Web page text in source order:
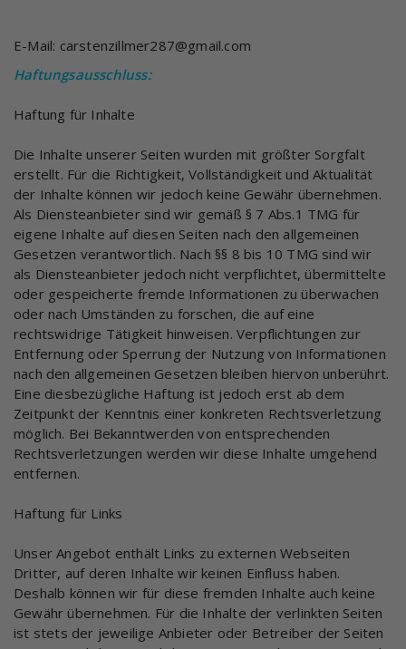
E-Mail: carstenzillmer287@gmail.com
Haftungsausschluss:
Haftung für Inhalte
Die Inhalte unserer Seiten wurden mit größter Sorgfalt
erstellt. Für die Richtigkeit, Vollständigkeit und Aktualität
der Inhalte können wir jedoch keine Gewähr übernehmen.
Als Diensteanbieter sind wir gemäß § 7 Abs.1 TMG für
eigene Inhalte auf diesen Seiten nach den allgemeinen
Gesetzen verantwortlich. Nach §§ 8 bis 10 TMG sind wir
als Diensteanbieter jedoch nicht verpflichtet, übermittelte
oder gespeicherte fremde Informationen zu überwachen
oder nach Umständen zu forschen, die auf eine
rechtswidrige Tätigkeit hinweisen. Verpflichtungen zur
Entfernung oder Sperrung der Nutzung von Informationen
nach den allgemeinen Gesetzen bleiben hiervon unberührt.
Eine diesbezügliche Haftung ist jedoch erst ab dem
Zeitpunkt der Kenntnis einer konkreten Rechtsverletzung
möglich. Bei Bekanntwerden von entsprechenden
Rechtsverletzungen werden wir diese Inhalte umgehend
entfernen.
Haftung für Links
Unser Angebot enthält Links zu externen Webseiten
Dritter, auf deren Inhalte wir keinen Einfluss haben.
Deshalb können wir für diese fremden Inhalte auch keine
Gewähr übernehmen. Für die Inhalte der verlinkten Seiten
ist stets der jeweilige Anbieter oder Betreiber der Seiten